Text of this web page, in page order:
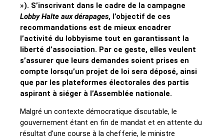
»). S’inscrivant dans le cadre de la campagne
Lobby Halte aux dérapages, l’objectif de ces
recommandations est de mieux encadrer
l’activité du lobbyisme tout en garantissant la
liberté d’association. Par ce geste, elles veulent
s’assurer que leurs demandes soient prises en
compte lorsqu’un projet de loi sera déposé, ainsi
que par les plateformes électorales des partis
aspirant à siéger à l’Assemblée nationale.
Malgré un contexte démocratique discutable, le
gouvernement étant en fin de mandat et en attente du
résultat d’une course à la chefferie, le ministre